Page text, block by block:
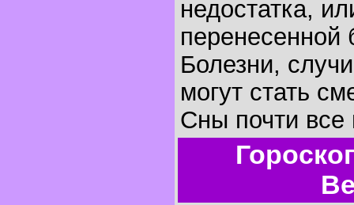
недостатка,
перенесенной
Болезни,
могут стать
Сны почти все